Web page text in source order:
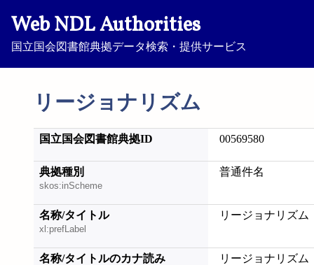
Web NDL Authorities
国立国会図書館典拠データ検索・提供サービス
リージョナリズム
国立国会図書館典拠ID 00569580
典拠種別
skos:inScheme
普通件名
名称/タイトル
xl:prefLabel
リージョナリズム
名称/タイトルのカナ読み リージョナリズム